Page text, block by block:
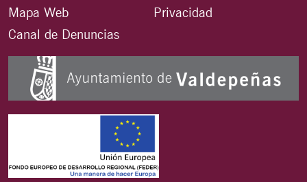
Mapa Web
Canal de Denuncias
Privacidad